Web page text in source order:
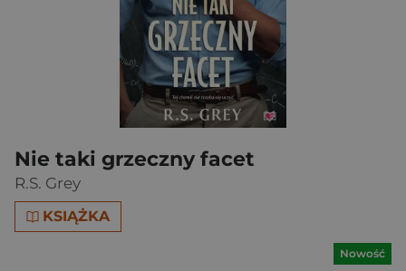
Nie taki grzeczny facet
R.S. Grey
KSIĄŻKA
Nowość